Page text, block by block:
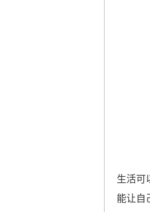
生活可
能让自